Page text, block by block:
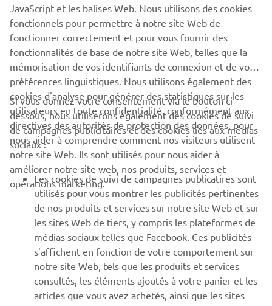
Notre approche du développement durable
En savoir plus
CORPORATE
PROS & B2B
PLUS YAMAHA
SUPPORT
NEWSLETTER
Découvrez en exclusivité les dernières offres, les événements
JavaScript et les balises Web. Nous utilisons des cookies
fonctionnels pour permettre à notre site Web de
fonctionner correctement et pour vous fournir des
fonctionnalités de base de notre site Web, telles que la
mémorisation de vos identifiants de connexion et de vos
préférences linguistiques. Nous utilisons également des
cookies d'analyse pour générer des statistiques sur les
utilisateurs en toute confidentialité, conformément aux
directives des autorités de protection des données, pour
nous aider à comprendre comment nos visiteurs utilisent
notre site Web. Ils sont utilisés pour nous aider à
améliorer notre site web, nos produits, services et
opérations marketing.
Si vous donnez votre consentement via le bouton ci-
dessous, nous utiliserons également des cookies de suivi
de campagnes publicitaires et des cookies liés aux médias
sociaux :
Les cookies de suivi de campagnes publicatires sont
utilisés pour vous montrer les publicités pertinentes
de nos produits et services sur notre site Web et sur
les sites Web de tiers, y compris les plateformes de
médias sociaux telles que Facebook. Ces publicités
s'affichent en fonction de votre comportement sur
notre site Web, tels que les produits et services
consultés, les éléments ajoutés à votre panier et les
articles que vous avez achetés, ainsi que les sites